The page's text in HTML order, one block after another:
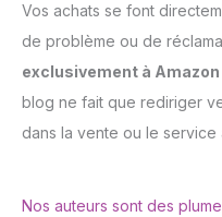
Vos achats se font
de problème ou de
exclusivement à
blog ne fait que rediriger
dans la vente ou le service
Nos auteurs sont des